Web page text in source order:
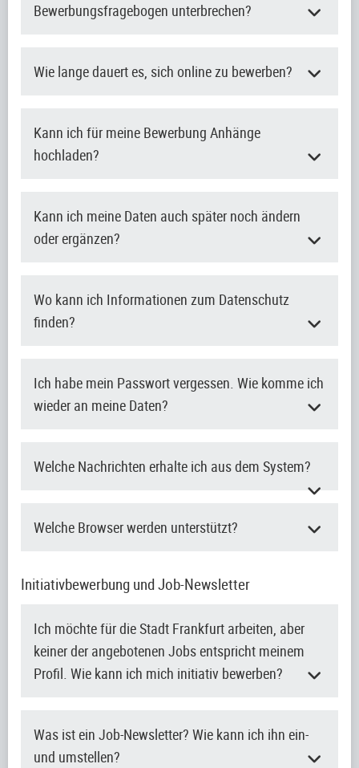
Bewerbungsfragebogen unterbrechen?
Wie lange dauert es, sich online zu bewerben?
Kann ich für meine Bewerbung Anhänge
hochladen?
Kann ich meine Daten auch später noch ändern
oder ergänzen?
Wo kann ich Informationen zum Datenschutz
finden?
Ich habe mein Passwort vergessen. Wie komme ich
wieder an meine Daten?
Welche Nachrichten erhalte ich aus dem System?
Welche Browser werden unterstützt?
Initiativbewerbung und Job-Newsletter
Ich möchte für die Stadt Frankfurt arbeiten, aber
keiner der angebotenen Jobs entspricht meinem
Profil. Wie kann ich mich initiativ bewerben?
Was ist ein Job-Newsletter? Wie kann ich ihn ein-
und umstellen?